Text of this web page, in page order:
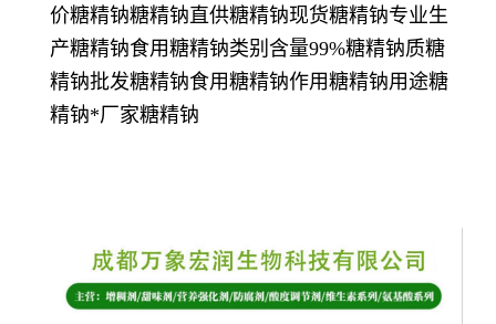
价糖精钠糖精钠直供糖精钠现货糖精钠专业生
产糖精钠食用糖精钠类别含量99%糖精钠质糖
精钠批发糖精钠食用糖精钠作用糖精钠用途糖
精钠*厂家糖精钠